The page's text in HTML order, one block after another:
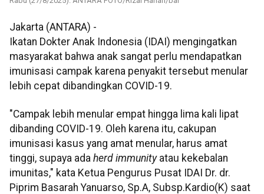
Jakarta (ANTARA) -
Ikatan Dokter Anak Indonesia (IDAI) mengingatkan
masyarakat bahwa anak sangat perlu mendapatkan
imunisasi campak karena penyakit tersebut menular
lebih cepat dibandingkan COVID-19.
"Campak lebih menular empat hingga lima kali lipat
dibanding COVID-19. Oleh karena itu, cakupan
imunisasi kasus yang amat menular, harus amat
tinggi, supaya ada herd immunityatau kekebalan
imunitas," kata Ketua Pengurus Pusat IDAI Dr. dr.
Piprim Basarah Yanuarso, Sp.A, Subsp.Kardio(K) saat